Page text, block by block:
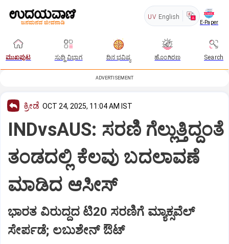
UV English
E-Paper
ಮುಖಪುಟ ಸುದ್ದಿ ವಿಭಾಗ ದಿನ ಭವಿಷ್ಯ ಹೊಂಗಿರಣ Search
ADVERTISEMENT
ಕ್ರೀಡೆ OCT 24, 2025, 11:04 AM IST
INDvsAUS: ಸರಣಿ ಗೆಲ್ಲುತ್ತಿದ್ದಂತೆ
ತಂಡದಲ್ಲಿ ಕೆಲವು ಬದಲಾವಣೆ
ಮಾಡಿದ ಆಸೀಸ್
ಭಾರತ ವಿರುದ್ದದ ಟಿ20 ಸರಣಿಗೆ ಮ್ಯಾಕ್ಸವೆಲ್‌
ಸೇರ್ಪಡೆ; ಲಬುಶೇನ್‌ ಔಟ್‌